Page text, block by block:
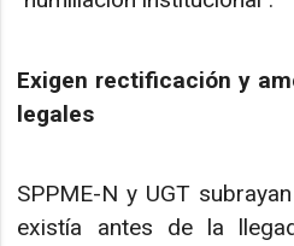
Exigen rectificación y
legales
SPPME-N y UGT
existía antes de la